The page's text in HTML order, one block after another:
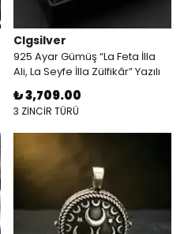
Clgsilver
925 Ayar Gümüş “La Feta İlla
Ali, La Seyfe İlla Zülfikâr” Yazılı
Kılıç Kolye
₺ 3,709.00
3 ZİNCİR TÜRÜ